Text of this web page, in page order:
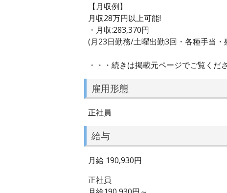
【月収例】
月収28万円以上可能!
・月収:283,370円
(月23日勤務/土曜出勤3回・各種手当・
・・・続きは掲載元ページでご覧くださ
雇用形態
正社員
給与
月給 190,930円
正社員